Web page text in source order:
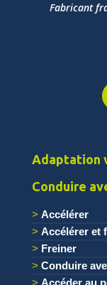
Fabricant
Adaptation
Conduire
Accélérer
Accélérer et
Freiner
Conduire